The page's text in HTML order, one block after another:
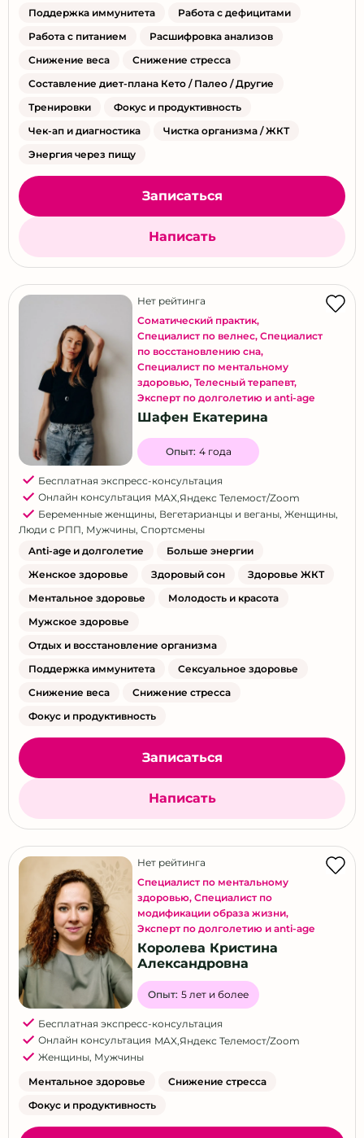
Пенза
Пермь
Псков
Ростов-на-Дону
Рязань
Самара
Саратов
Сочи
Ставрополь
Тверь
Тольятти
Томск
Тула
Тюмень
Улан-Удэ
Ульяновск
Уфа
Хабаровск
Хутор Красный Пахарь
Чебоксары
Челябинск
Ялта
Ярославль
Все города
Другой город
Поддержка иммунитета
Работа с дефицитами
Работа с питанием
Расшифровка анализов
Снижение веса
Снижение стресса
Составление диет-плана Кето / Палео / Другие
Тренировки
Фокус и продуктивность
Чек-ап и диагностика
Чистка организма / ЖКТ
Энергия через пищу
Записаться
Написать
Нет рейтинга
Соматический практик,
Специалист по велнес, Специалист
по восстановлению сна,
Специалист по ментальному
здоровью, Телесный терапевт,
Эксперт по долголетию и anti-age
Шафен Екатерина
Опыт: 4 года
Бесплатная экспресс-консультация
Онлайн консультация MAX,Яндекс Телемост/Zoom
Беременные женщины, Вегетарианцы и веганы, Женщины,
Люди с РПП, Мужчины, Спортсмены
Anti-age и долголетие
Больше энергии
Женское здоровье
Здоровый сон
Здоровье ЖКТ
Ментальное здоровье
Молодость и красота
Мужское здоровье
Отдых и восстановление организма
Поддержка иммунитета
Сексуальное здоровье
Снижение веса
Снижение стресса
Фокус и продуктивность
Записаться
Написать
Нет рейтинга
Специалист по ментальному
здоровью, Специалист по
модификации образа жизни,
Эксперт по долголетию и anti-age
Королева Кристина
Александровна
Опыт: 5 лет и более
Бесплатная экспресс-консультация
Онлайн консультация MAX,Яндекс Телемост/Zoom
Женщины, Мужчины
Ментальное здоровье
Снижение стресса
Фокус и продуктивность